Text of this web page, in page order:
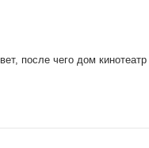
после чего дом кинотеатр